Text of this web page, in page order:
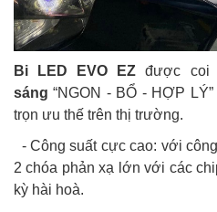
Bi LED EVO EZ được coi
sáng “NGON - BỔ - HỢP
trọn ưu thế trên thị trường.
- Công suất cực cao: với
2 chóa phản xạ lớn với các
kỳ hài hoà.